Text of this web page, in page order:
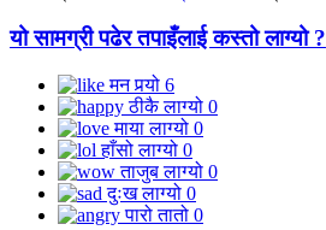
यो सामग्री पढेर तपाइँलाई कस्तो लाग्यो ?
मन पर्‍यो 6
ठीकै लाग्यो 0
माया लाग्यो 0
हाँसो लाग्यो 0
ताजुब लाग्यो 0
दुःख लाग्यो 0
पारो तातो 0